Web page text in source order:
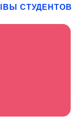
СТУДЕНТОВ